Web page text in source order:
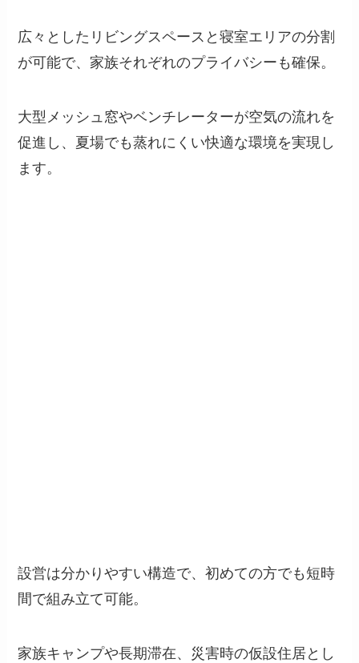
広々としたリビングスペースと寝室エリアの分割
が可能で、家族それぞれのプライバシーも確保。
大型メッシュ窓やベンチレーターが空気の流れを
促進し、夏場でも蒸れにくい快適な環境を実現し
ます。
設営は分かりやすい構造で、初めての方でも短時
間で組み立て可能。
家族キャンプや長期滞在、災害時の仮設住居とし